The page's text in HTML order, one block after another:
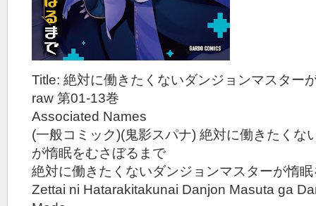
Title: 絶対に働きたくないダンジョンマスター
raw 第01-13巻
Associated Names
(一般コミック)(鬼影スパナ) 絶対に働きたくな
が惰眠をむさぼるまで
絶対に働きたくないダンジョンマスターが惰
Zettai ni Hatarakitakunai Danjon Masuta ga